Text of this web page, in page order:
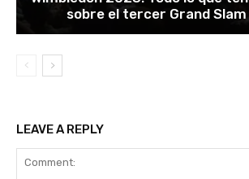
sobre el tercer Grand Slam
LEAVE A REPLY